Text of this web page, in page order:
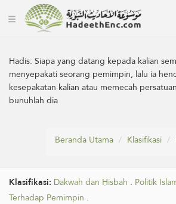
Hadis:Siapa yang datang kepada kalian
menyepakati seorang pemimpin, lalu ia
kesepakatan kalian atau memecah
bunuhlah dia
Beranda Utama Klasifikasi
Klasifikasi: Dakwah dan Ḥisbah . Politik
Terhadap Pemimpin .